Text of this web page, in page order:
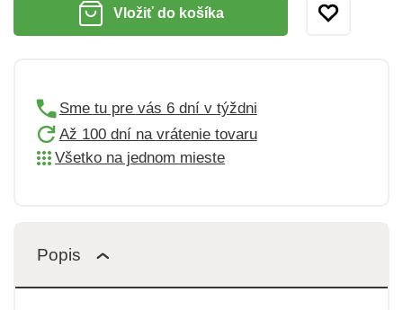
Vložiť do košíka
Sme tu pre vás 6 dní v týždni
Až 100 dní na vrátenie tovaru
Všetko na jednom mieste
Popis